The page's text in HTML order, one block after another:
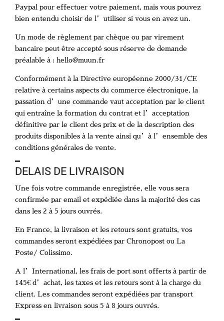
Paypal pour effectuer votre paiement, mais vous pouvez
bien entendu choisir de l’utiliser si vous en avez un.
Un mode de règlement par chèque ou par virement
bancaire peut être accepté sous réserve de demande
préalable à : hello@muun.fr
Conformément à la Directive européenne 2000/31/CE
relative à certains aspects du commerce électronique, la
passation d’une commande vaut acceptation par le client
qui entraîne la formation du contrat et l’acceptation
définitive par le client des prix et de la description des
produits disponibles à la vente ainsi qu’à l’ensemble des
conditions générales de vente.
DELAIS DE LIVRAISON
Une fois votre commande enregistrée, elle vous sera
confirmée par email et expédiée dans la majorité des cas
dans les 2 à 5 jours ouvrés.
En France, la livraison et les retours sont gratuits, vos
commandes seront expédiées par Chronopost ou La
Poste/ Colissimo.
A l’International, les frais de port sont offerts à partir de
145€ d’achat, les taxes et les retours sont à la charge du
client. Les commandes seront expédiées par transport
Express en livraison sous 5 à 8 jours ouvrés.